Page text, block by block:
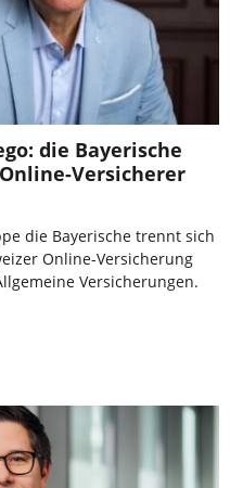
die Bayerische
Versicherer
die Bayerische trennt sich
Online-Versicherung
Versicherungen.